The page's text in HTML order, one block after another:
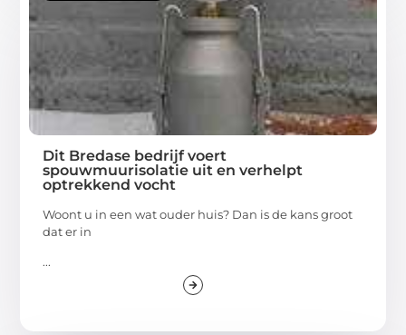
Dit Bredase bedrijf voert
spouwmuurisolatie uit en verhelpt
optrekkend vocht
Woont u in een wat ouder huis? Dan is de kans groot
dat er in
...